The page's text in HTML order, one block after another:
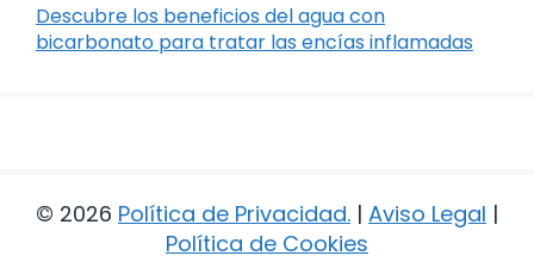
Descubre los beneficios del agua con
bicarbonato para tratar las encías inflamadas
© 2026 Política de Privacidad. | Aviso Legal |
Política de Cookies